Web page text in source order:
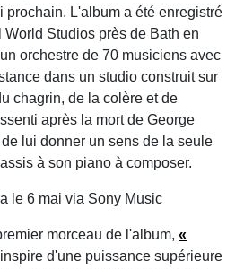
prochain. L'album a été enregistré
Studios près de Bath en
orchestre de 70 musiciens avec
dans un studio construit sur
chagrin, de la colère et de
après la mort de George
lui donner un sens de la seule
à son piano à composer.
le 6 mai via Sony Music
morceau de l'album, «
d'une puissance supérieure